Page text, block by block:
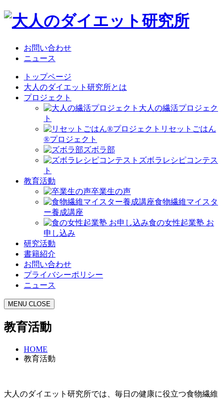
お問い合わせ
ニュース
トップページ
大人のダイエット研究所とは
プロジェクト
大人の繊活プロジェク
ト
リセットごはん
®プロジェクト
ズボラ部
ズボラレシピコンテス
ト
教育活動
卒業生の声
食物繊維マイスタ
ー養成講座
食の女性起業塾 お
申し込み
研究活動
書籍紹介
お問い合わせ
プライバシーポリシー
ニュース
MENU CLOSE
教育活動
HOME
教育活動
大人のダイエット研究所では、毎日の健康に役立つ食物繊維